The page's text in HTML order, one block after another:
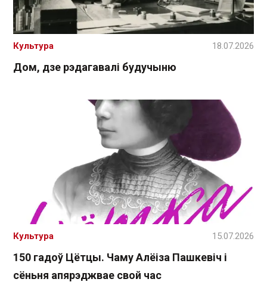
Дом, дзе рэдагавалі будучыню
Культура 18.07.2026
150 гадоў Цётцы. Чаму Алёіза Пашкевіч і
сёньня апярэджвае свой час
Культура 15.07.2026